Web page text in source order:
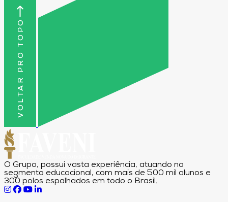
VOLTAR PRO TOPO
O Grupo, possui vasta experiência, atuando no
segmento educacional, com mais de 500 mil alunos e
300 polos espalhados em todo o Brasil.